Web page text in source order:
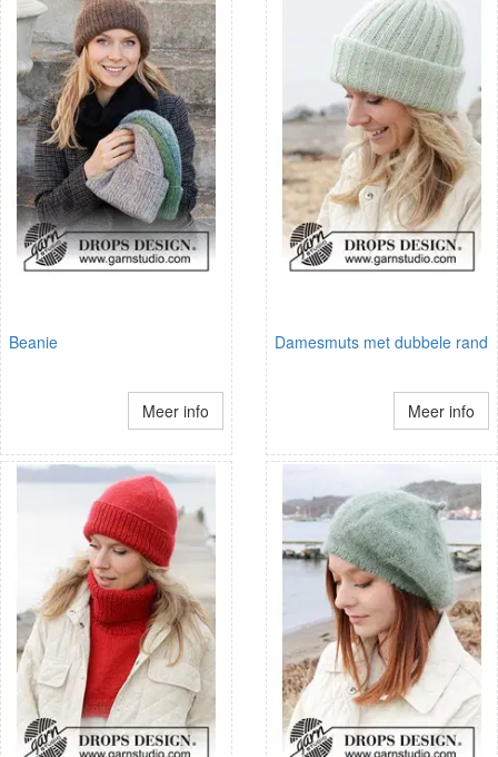
Beanie
Meer info
Damesmuts met dubbele rand
Meer info